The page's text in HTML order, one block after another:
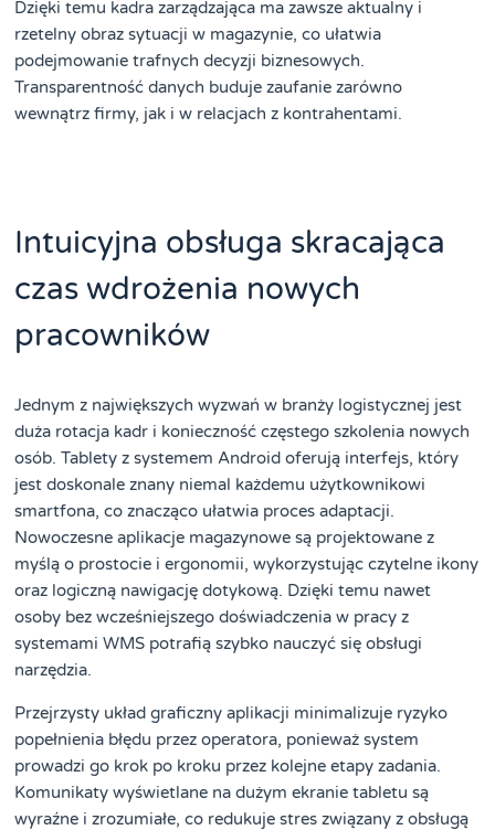
Dzięki temu kadra zarządzająca ma zawsze aktualny i
rzetelny obraz sytuacji w magazynie, co ułatwia
podejmowanie trafnych decyzji biznesowych.
Transparentność danych buduje zaufanie zarówno
wewnątrz firmy, jak i w relacjach z kontrahentami.
Intuicyjna obsługa skracająca
czas wdrożenia nowych
pracowników
Jednym z największych wyzwań w branży logistycznej jest
duża rotacja kadr i konieczność częstego szkolenia nowych
osób. Tablety z systemem Android oferują interfejs, który
jest doskonale znany niemal każdemu użytkownikowi
smartfona, co znacząco ułatwia proces adaptacji.
Nowoczesne aplikacje magazynowe są projektowane z
myślą o prostocie i ergonomii, wykorzystując czytelne ikony
oraz logiczną nawigację dotykową. Dzięki temu nawet
osoby bez wcześniejszego doświadczenia w pracy z
systemami WMS potrafią szybko nauczyć się obsługi
narzędzia.
Przejrzysty układ graficzny aplikacji minimalizuje ryzyko
popełnienia błędu przez operatora, ponieważ system
prowadzi go krok po kroku przez kolejne etapy zadania.
Komunikaty wyświetlane na dużym ekranie tabletu są
wyraźne i zrozumiałe, co redukuje stres związany z obsługą